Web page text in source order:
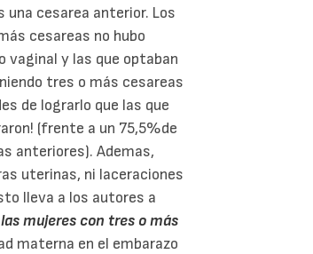
una cesarea anterior. Los
cesareas no hubo
y las que optaban
tres o más cesareas
de lograrlo que las que
(frente a un 75,5%de
anteriores). Ademas,
uterinas, ni laceraciones
lleva a los autores a
mujeres con tres o más
materna en el embarazo